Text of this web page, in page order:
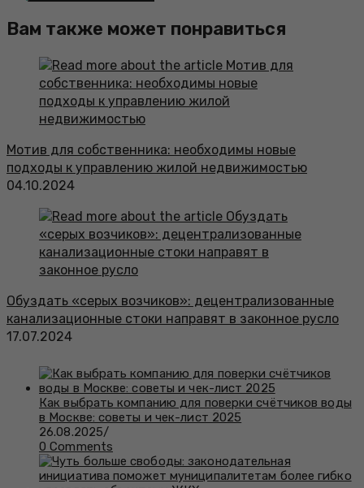
Вам также может понравиться
Мотив для собственника: необходимы новые
подходы к управлению жилой недвижимостью
04.10.2024
Обуздать «серых возчиков»: децентрализованные
канализационные стоки направят в законное русло
17.07.2024
Как выбрать компанию для поверки счётчиков воды
в Москве: советы и чек-лист 2025
26.08.2025/
0 Comments